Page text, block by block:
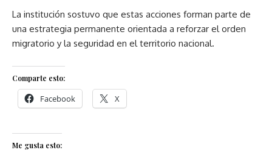
La institución sostuvo que estas acciones forman parte de
una estrategia permanente orientada a reforzar el orden
migratorio y la seguridad en el territorio nacional.
Comparte esto:
Facebook X
Me gusta esto: